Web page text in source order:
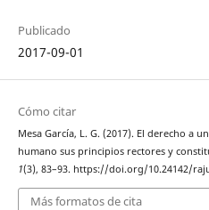
Publicado
2017-09-01
Cómo citar
Mesa García, L. G. (2017). El derecho a
humano sus principios rectores y
1(3), 83–93. https://doi.org/10.24142/
Más formatos de cita